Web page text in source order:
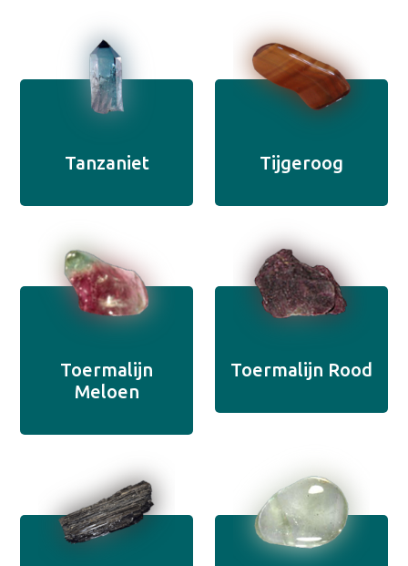
Tanzaniet Tijgeroog
Toermalijn
Meloen
Toermalijn Rood